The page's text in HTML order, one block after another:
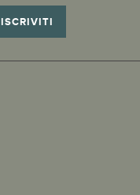
ISCRIVITI